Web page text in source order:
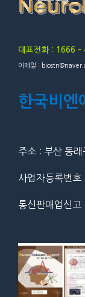
대표전화 : 1666 –
이메일 :
한국비엔
주소 : 부산 동
사업자등록번
통신판매업신